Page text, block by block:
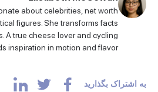
about celebrities, net worth
figures. She transforms facts
A true cheese lover and cycling
inspiration in motion and flavor.
به اشتراک بگذارید